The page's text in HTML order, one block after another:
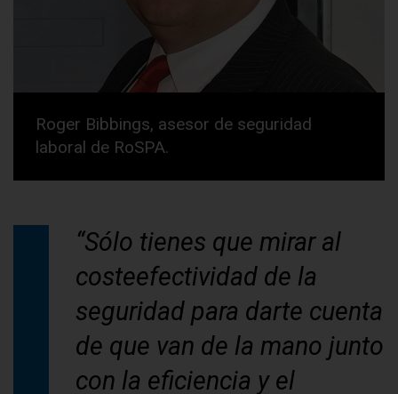
Roger Bibbings, asesor de seguridad
laboral de RoSPA.
“Sólo tienes que mirar al
costeefectividad de la
seguridad para darte cuenta
de que van de la mano junto
con la eficiencia y el